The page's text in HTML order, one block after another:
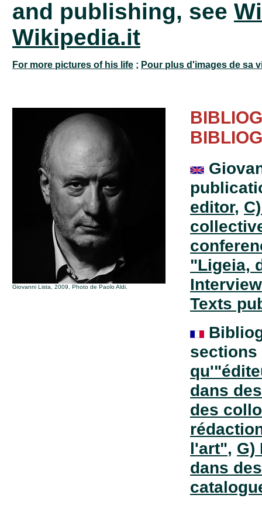
and publishing, see
Wikipedia.it
For more pictures of his life ; Pour plus d'images de sa
Giovanni Lista, 2009, Photo de Paolo Aldi.
editor,
"Ligeia,
Texts
dans
des
l'art", G)
dans